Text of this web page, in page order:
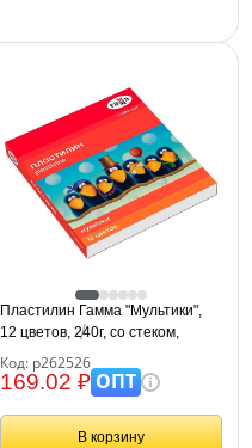
Пластилин Гамма "Мультики",
12 цветов, 240г, со стеком,
Код: р262526
169.02 ₽ОПТ
В корзину